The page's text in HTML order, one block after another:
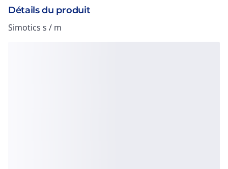
Détails du produit
Simotics s / m